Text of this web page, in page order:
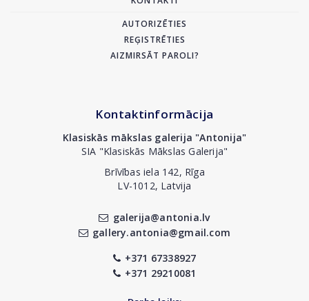
AUTORIZĒTIES
REĢISTRĒTIES
AIZMIRSĀT PAROLI?
Kontaktinformācija
Klasiskās mākslas galerija "Antonija"
SIA "Klasiskās Mākslas Galerija"
Brīvības iela 142, Rīga
LV-1012, Latvija
galerija@antonia.lv
gallery.antonia@gmail.com
+371 67338927
+371 29210081